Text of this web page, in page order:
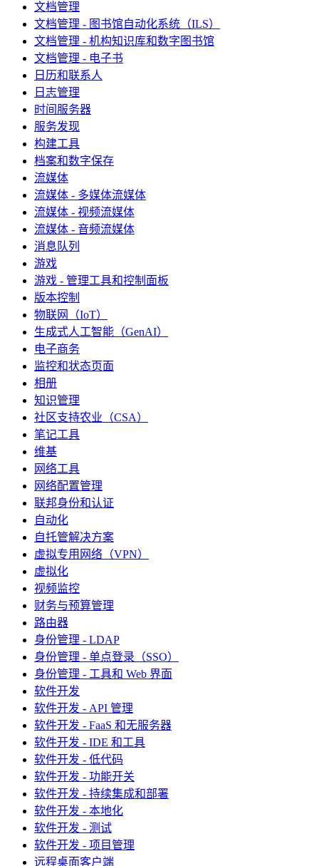
文档管理
文档管理 - 图书馆自动化系统（ILS）
文档管理 - 机构知识库和数字图书馆
文档管理 - 电子书
日历和联系人
日志管理
时间服务器
服务发现
构建工具
档案和数字保存
流媒体
流媒体 - 多媒体流媒体
流媒体 - 视频流媒体
流媒体 - 音频流媒体
消息队列
游戏
游戏 - 管理工具和控制面板
版本控制
物联网（IoT）
生成式人工智能（GenAI）
电子商务
监控和状态页面
相册
知识管理
社区支持农业（CSA）
笔记工具
维基
网络工具
网络配置管理
联邦身份和认证
自动化
自托管解决方案
虚拟专用网络（VPN）
虚拟化
视频监控
财务与预算管理
路由器
身份管理 - LDAP
身份管理 - 单点登录（SSO）
身份管理 - 工具和 Web 界面
软件开发
软件开发 - API 管理
软件开发 - FaaS 和无服务器
软件开发 - IDE 和工具
软件开发 - 低代码
软件开发 - 功能开关
软件开发 - 持续集成和部署
软件开发 - 本地化
软件开发 - 测试
软件开发 - 项目管理
远程桌面客户端